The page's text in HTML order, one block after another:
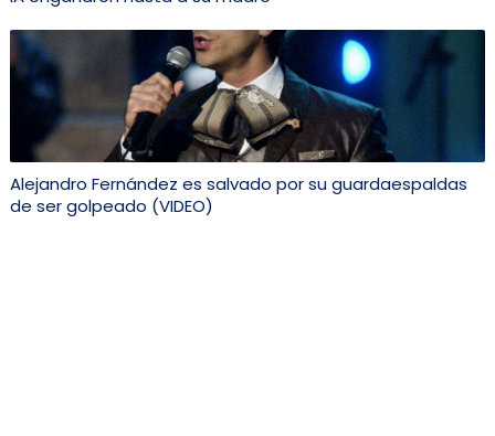
Alejandro Fernández es salvado por su guardaespaldas
de ser golpeado (VIDEO)